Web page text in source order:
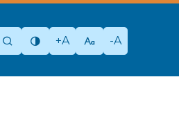
+A -A